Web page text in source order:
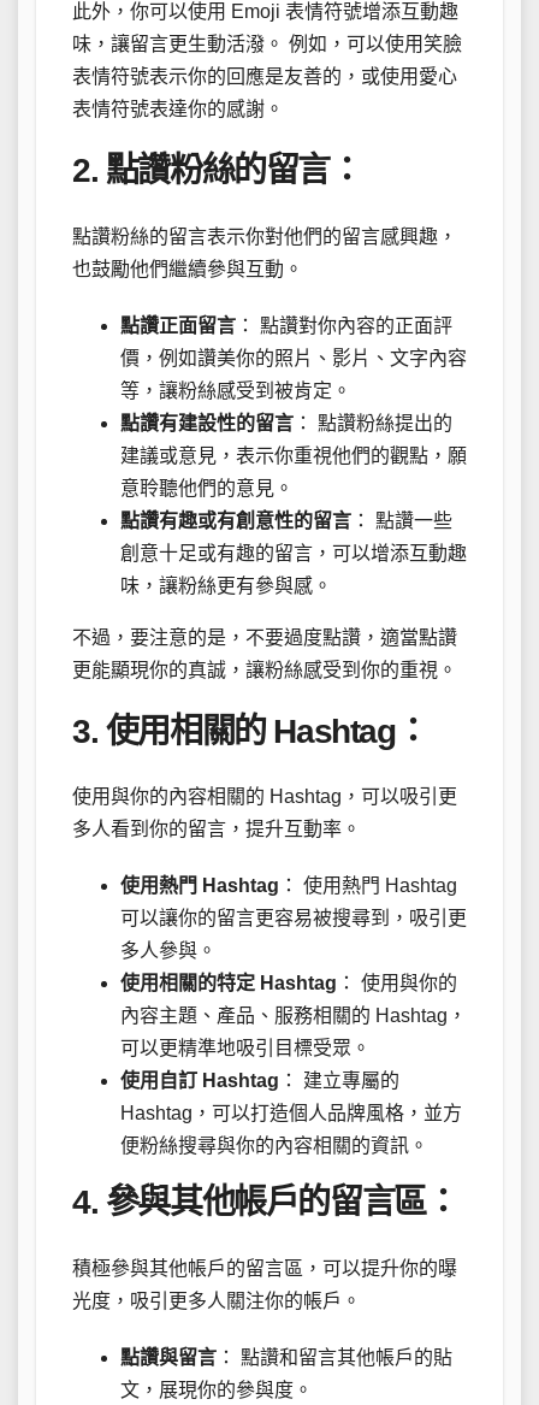
此外，你可以使用 Emoji 表情符號增添互動趣
味，讓留言更生動活潑。 例如，可以使用笑臉
表情符號表示你的回應是友善的，或使用愛心
表情符號表達你的感謝。
2. 點讚粉絲的留言：
點讚粉絲的留言表示你對他們的留言感興趣，
也鼓勵他們繼續參與互動。
點讚正面留言 ： 點讚對你內容的正面評
價，例如讚美你的照片、影片、文字內容
等，讓粉絲感受到被肯定。
點讚有建設性的留言 ： 點讚粉絲提出的
建議或意見，表示你重視他們的觀點，願
意聆聽他們的意見。
點讚有趣或有創意性的留言 ： 點讚一些
創意十足或有趣的留言，可以增添互動趣
味，讓粉絲更有參與感。
不過，要注意的是，不要過度點讚，適當點讚
更能顯現你的真誠，讓粉絲感受到你的重視。
3. 使用相關的 Hashtag：
使用與你的內容相關的 Hashtag，可以吸引更
多人看到你的留言，提升互動率。
使用熱門 Hashtag ： 使用熱門 Hashtag
可以讓你的留言更容易被搜尋到，吸引更
多人參與。
使用相關的特定 Hashtag ： 使用與你的
內容主題、產品、服務相關的 Hashtag，
可以更精準地吸引目標受眾。
使用自訂 Hashtag ： 建立專屬的
Hashtag，可以打造個人品牌風格，並方
便粉絲搜尋與你的內容相關的資訊。
4. 參與其他帳戶的留言區：
積極參與其他帳戶的留言區，可以提升你的曝
光度，吸引更多人關注你的帳戶。
點讚與留言 ： 點讚和留言其他帳戶的貼
文，展現你的參與度。